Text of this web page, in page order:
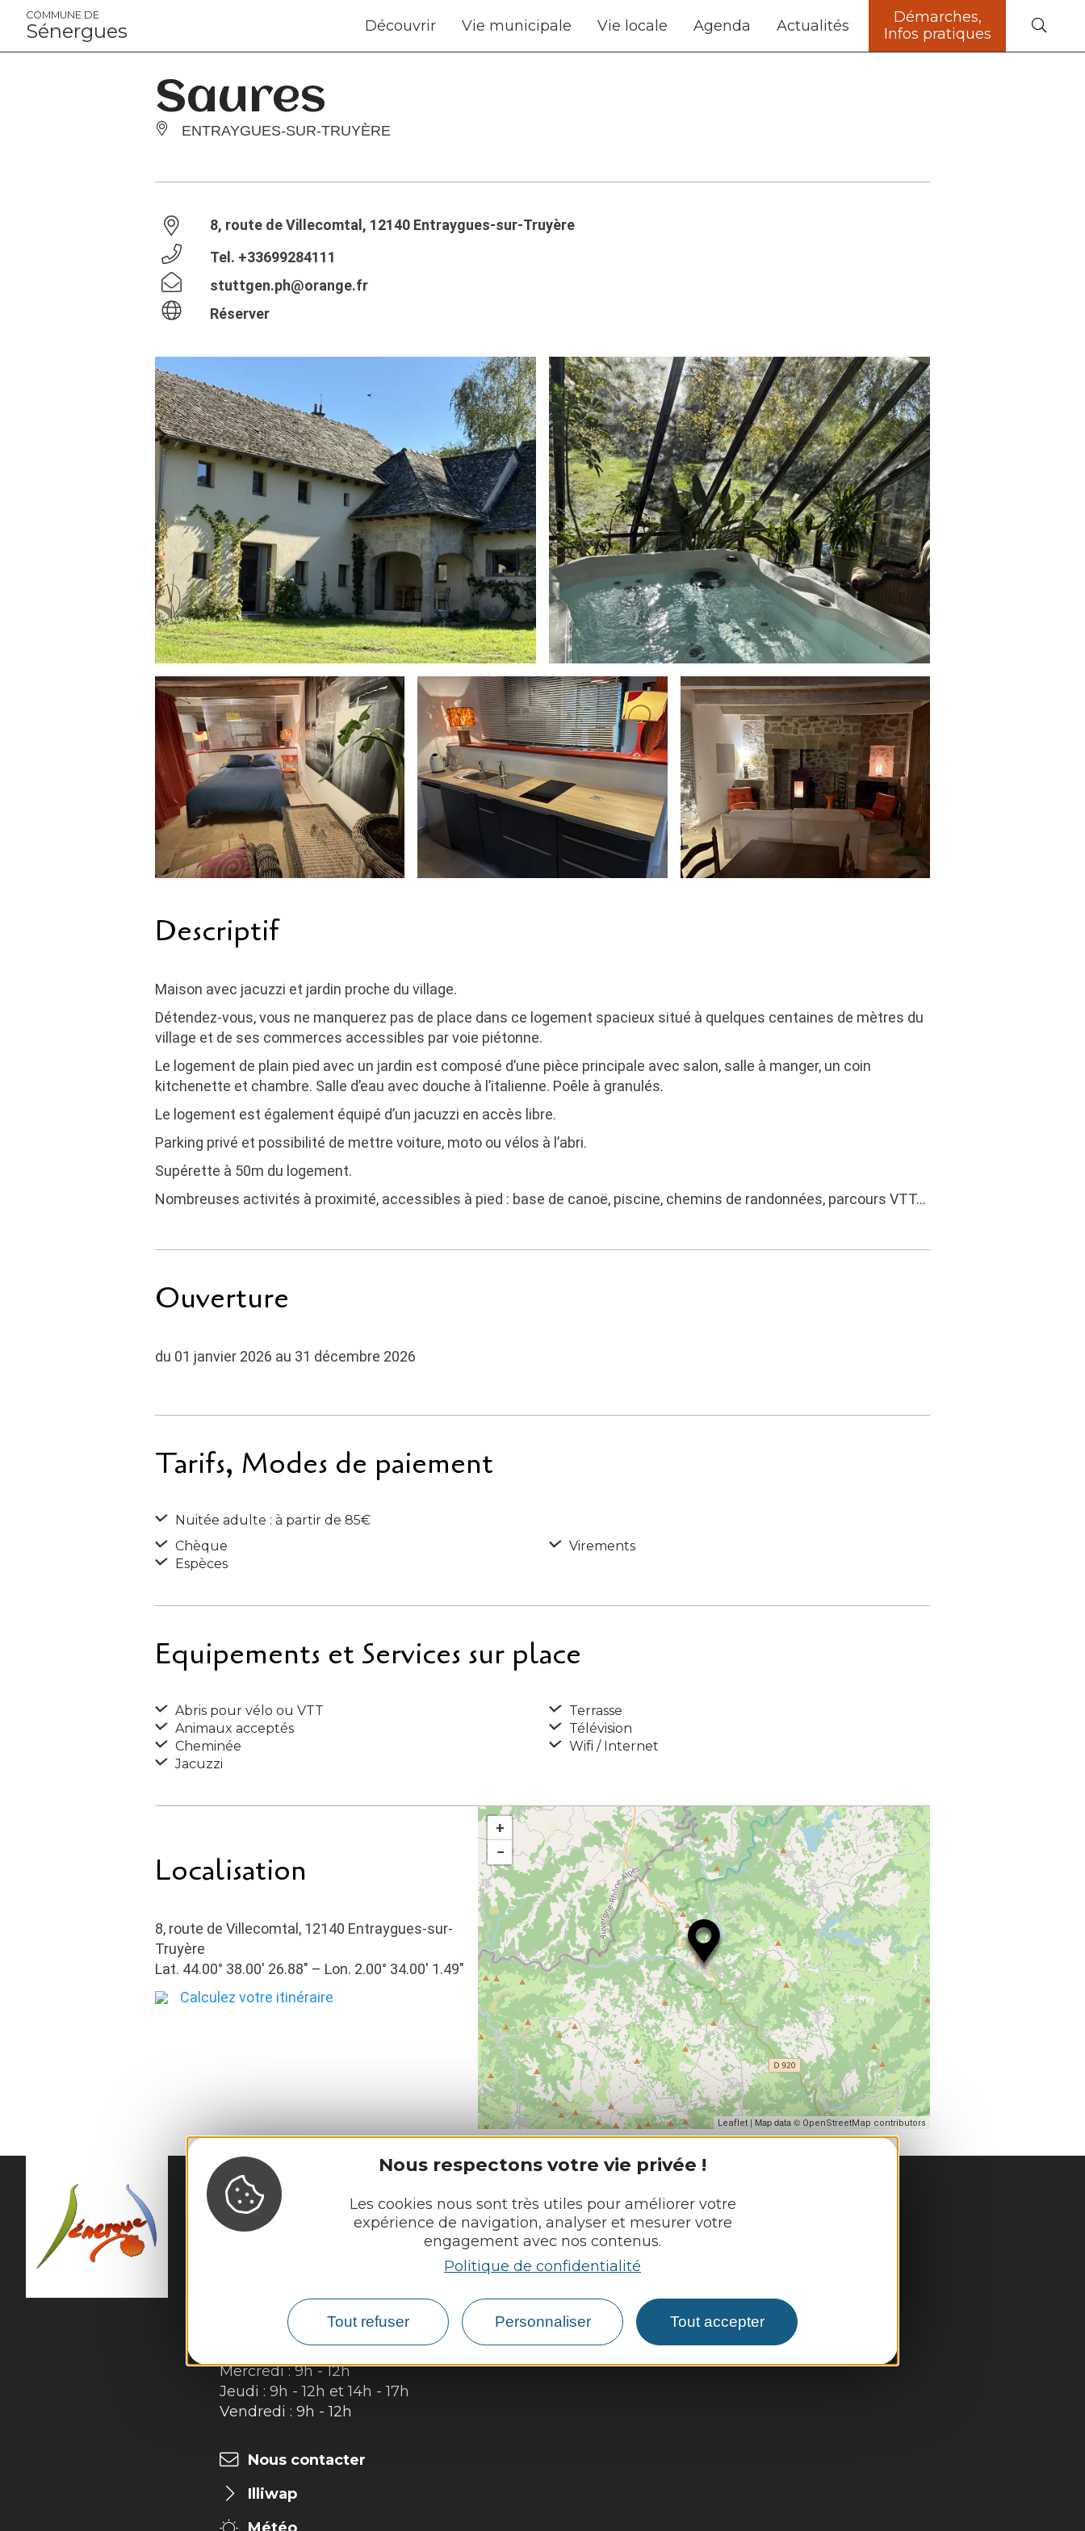
Panneau de gestion des cookies
Nous respectons votre vie privée !
Les cookies nous sont très utiles pour améliorer votre
expérience de navigation, analyser et mesurer votre
engagement avec nos contenus.
Politique de confidentialité
Tout refuser Personnaliser Tout accepter
COMMUNE DE
Sénergues Découvrir Vie municipale Vie locale Agenda Actualités
Démarches,
Infos pratiques
Saures
ENTRAYGUES-SUR-TRUYÈRE
8, route de Villecomtal, 12140 Entraygues-sur-Truyère
Tel. +33699284111
stuttgen.ph@orange.fr
Réserver
Descriptif
Maison avec jacuzzi et jardin proche du village.
Détendez-vous, vous ne manquerez pas de place dans ce logement spacieux situé à quelques centaines de mètres du
village et de ses commerces accessibles par voie piétonne.
Le logement de plain pied avec un jardin est composé d’une pièce principale avec salon, salle à manger, un coin
kitchenette et chambre. Salle d’eau avec douche à l’italienne. Poêle à granulés.
Le logement est également équipé d’un jacuzzi en accès libre.
Parking privé et possibilité de mettre voiture, moto ou vélos à l’abri.
Supérette à 50m du logement.
Nombreuses activités à proximité, accessibles à pied : base de canoë, piscine, chemins de randonnées, parcours VTT…
Ouverture
du 01 janvier 2026 au 31 décembre 2026
Tarifs, Modes de paiement
Nuitée adulte : à partir de 85€
Chèque
Espèces
Virements
Equipements et Services sur place
Abris pour vélo ou VTT
Animaux acceptés
Cheminée
Jacuzzi
Terrasse
Télévision
Wifi / Internet
Localisation
8, route de Villecomtal, 12140 Entraygues-sur-
Truyère
Lat. 44.00° 38.00′ 26.88″ – Lon. 2.00° 34.00′ 1.49″
Calculez votre itinéraire
+
−
Leaflet| Map data © OpenStreetMap contributors
MAIRIE DE
SÉNERGUES
54 rue des Écoles
Horaires d'ouverture :
Lundi : 9h - 12h
Mardi : 9h - 12h et 14h - 17h
Mercredi : 9h - 12h
Jeudi : 9h - 12h et 14h - 17h
Vendredi : 9h - 12h
Nous contacter
Illiwap
Découvrir
Vie locale